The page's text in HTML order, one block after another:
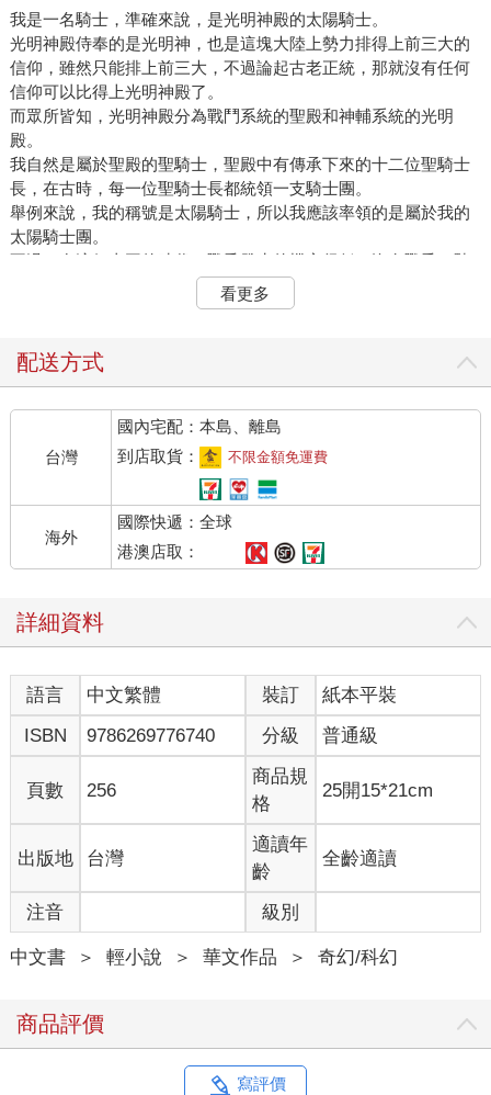
我是一名騎士，準確來說，是光明神殿的太陽騎士。
光明神殿侍奉的是光明神，也是這塊大陸上勢力排得上前三大的
信仰，雖然只能排上前三大，不過論起古老正統，那就沒有任何
信仰可以比得上光明神殿了。
而眾所皆知，光明神殿分為戰鬥系統的聖殿和神輔系統的光明
殿。
我自然是屬於聖殿的聖騎士，聖殿中有傳承下來的十二位聖騎士
長，在古時，每一位聖騎士長都統領一支騎士團。
舉例來說，我的稱號是太陽騎士，所以我應該率領的是屬於我的
太陽騎士團。
不過，在這個太平的時代，戰爭發生的機率很低，沒有戰爭，騎
士團就不能出動，騎士團不能出動，就不能偷雞摸狗，趁著兵荒
馬亂之際摸走一點財物——咳咳！
併成一個聖殿騎士團，而底下分了十二個隊，直屬於我的，當然
雖然原本的太陽騎士團變成太陽騎士隊，不過對於我來說，影響
卻是十二位聖騎士長中最小的，畢竟我身為十二聖騎士之首，理
所當然的是整個聖殿騎士團的團長，只要還是團長，管它是太陽
騎士團還是聖殿騎士團，你說是吧？
十二聖騎士長有哪些人？
唔！我還是慢慢介紹給你聽好了，直接一長串唸出的話，十個人
中有十個還是不會記得有哪些騎士長。
先來看看走在我旁邊的這個傢伙好了，這個有一頭藍色長髮，還
每一個聖騎士都有自己該有的個性，沒錯，你沒聽錯，「該有」
的個性。
舉例來說，太陽騎士天生就是光明神的仁慈代言人。
沒錯，我就是光明神的仁慈代言人。
所以，不管在什麼情況下，我都必須露出太陽一般燦爛無瑕的笑
容，就算現在要去見的是全大陸的五個國家中，號稱最討人厭的
肥豬國王，我還是笑得彷彿要去見一個大美女。
硬把肥豬男當美少女，兄弟！你應該明白這難度有多高吧？
「仁慈的光明神會原諒你的罪惡的。」
這句話則是我每天必說上百次的話，而且還得帶著最完美的笑
容，這是一名太陽騎士的宿命，永遠帶著笑容原諒別人。
因為「全大陸的人都知道」，太陽騎士是光明神的仁慈代言人，
太陽騎士從不放棄救贖任何生命！
所以，哪怕其實我很想一劍戳死那隻肥豬王，讓這個老不死趕快
傳位給他那個讓人順眼很多的兒子，但我還是只能帶著燦爛的笑
話有點扯遠了，再拉回來。
相較於太陽騎士是光明神的仁慈代言人，暴風騎士則是「自由」
看更多
配送方式
台灣
國內宅配：本島、離島
到店取貨：
不限金額免運費
海外
國際快遞：全球
港澳店取：
詳細資料
語言 中文繁體 裝訂
紙本平裝
ISBN
9786269776740 分級 普通級
頁數 256
商品規
格
25開15*21cm
出版地 台灣
適讀年
齡
全齡適讀
注音 級別
中文書 ＞ 輕小說 ＞ 華文作品 ＞ 奇幻/科幻
商品評價
寫評價